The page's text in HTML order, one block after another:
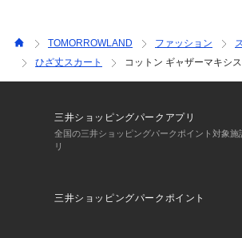
TOMORROWLAND ファッション
ひざ丈スカート
コットン ギャザーマキシ
三井ショッピングパークアプリ
全国の三井ショッピングパークポイント対象
リ
三井ショッピングパークポイント